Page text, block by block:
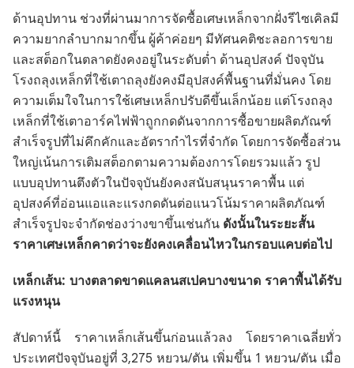
ด้านอุปทาน ช่วงที่ผ่านมาการจัดซื้อเศษเหล็กจากฝั่งรีไซเคิลมี
ความยากลำบากมากขึ้น ผู้ค้าค่อยๆ มีทัศนคติชะลอการขาย
และสต็อกในตลาดยังคงอยู่ในระดับต่ำ ด้านอุปสงค์ ปัจจุบัน
โรงถลุงเหล็กที่ใช้เตาถลุงยังคงมีอุปสงค์พื้นฐานที่มั่นคง โดย
ความเต็มใจในการใช้เศษเหล็กปรับดีขึ้นเล็กน้อย แต่โรงถลุง
เหล็กที่ใช้เตาอาร์คไฟฟ้าถูกกดดันจากการซื้อขายผลิตภัณฑ์
สำเร็จรูปที่ไม่คึกคักและอัตรากำไรที่จำกัด โดยการจัดซื้อส่วน
ใหญ่เน้นการเติมสต็อกตามความต้องการโดยรวมแล้ว รูป
แบบอุปทานตึงตัวในปัจจุบันยังคงสนับสนุนราคาพื้น แต่
อุปสงค์ที่อ่อนแอและแรงกดดันต่อแนวโน้มราคาผลิตภัณฑ์
สำเร็จรูปจะจำกัดช่องว่างขาขึ้นเช่นกัน ดังนั้นในระยะสั้น
ราคาเศษเหล็กคาดว่าจะยังคงเคลื่อนไหวในกรอบแคบต่อไป
เหล็กเส้น: บางตลาดขาดแคลนสเปคบางขนาด ราคาพื้นได้รับ
แรงหนุน
สัปดาห์นี้ ราคาเหล็กเส้นขึ้นก่อนแล้วลง โดยราคาเฉลี่ยทั่ว
ประเทศปัจจุบันอยู่ที่ 3,275 หยวน/ตัน เพิ่มขึ้น 1 หยวน/ตัน เมื่อ